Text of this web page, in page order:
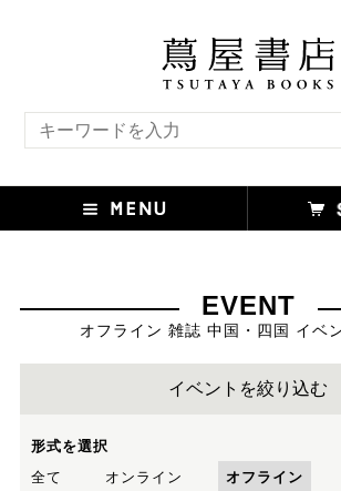
EVENT
オフライン 雑誌 中国・四国 イベ
イベントを絞り込む
形式を選択
全て
オンライン オフライン